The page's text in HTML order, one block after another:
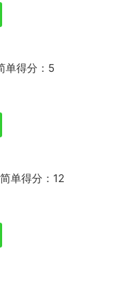
单得分：5
单得分：12